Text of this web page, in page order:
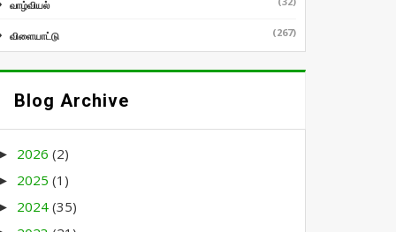
வாழ்வியல்
விளையாட்டு (267)
Blog Archive
► 2026(2)
► 2025(1)
► 2024(35)